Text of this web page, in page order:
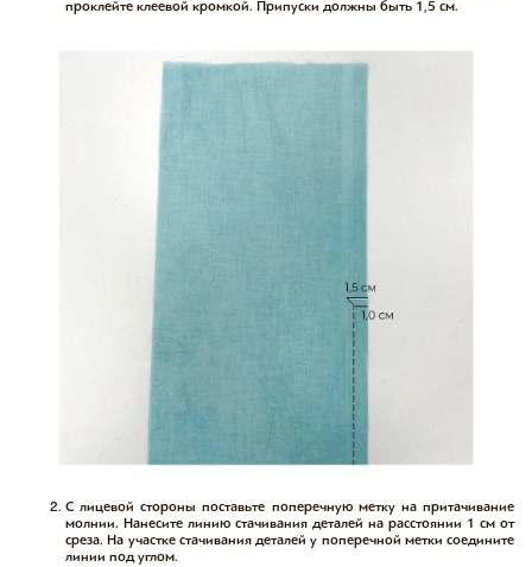
проклейте клеевой кромкой. Припуски должны быть 1,5 см.
С лицевой стороны поставьте поперечную метку на притачивание
молнии. Нанесите линию стачивания деталей на расстоянии 1 см от
среза. На участке стачивания деталей у поперечной метки соедините
линии под углом.